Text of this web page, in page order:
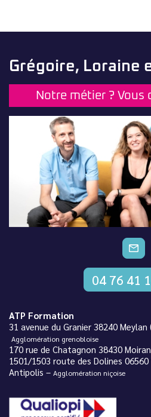
Grégoire, Loraine
Notre métier ? Vous
04 76 41
ATP Formation
31 avenue du Granier 38240
Agglomération grenobloise
170 rue de Chatagnon 38430
1501/1503 route des Dolines
Antipolis – Agglomération niçoise